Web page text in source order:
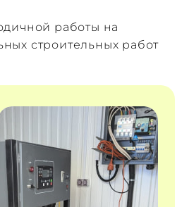
работы на
строительных работ